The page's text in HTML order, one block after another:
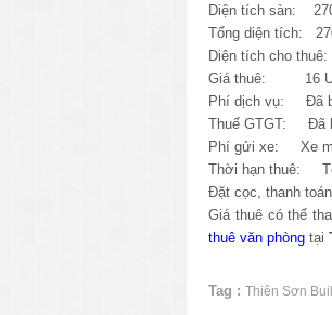
Diện tích sàn:
Tổng diện tích:
Diện tích cho
Giá thuê: 16
Phí dịch vụ: Đã
Thuế GTGT: Đã
Phí gửi xe: Xe
Thời hạn thuê:
Đặt cọc, thanh
Giá thuê có thể
thuê văn phòng tại
Tag : Thiên Sơn